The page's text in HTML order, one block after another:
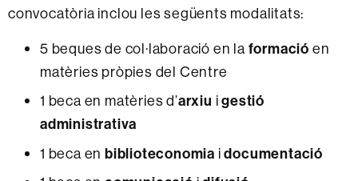
convocatòria inclou les següents modalitats:
5 beques de col·laboració en la formació en
matèries pròpies del Centre
1 beca en matèries d’arxiu igestió
administrativa
1 beca en biblioteconomia idocumentació